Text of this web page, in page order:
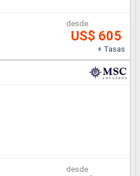
desde
US$ 605
+ Tasas
desde